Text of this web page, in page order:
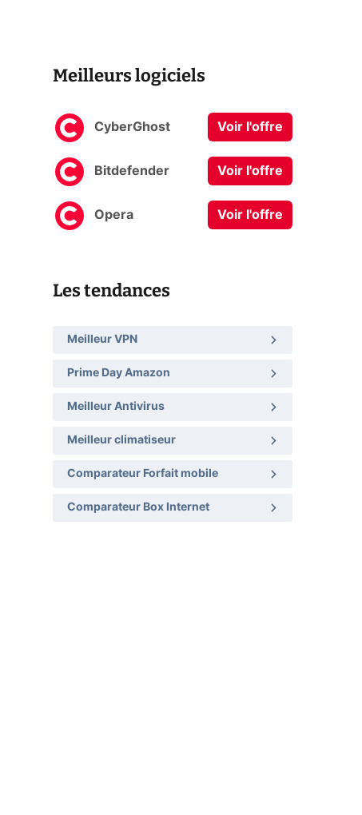
Meilleurs logiciels
CyberGhost Voir l'offre
Bitdefender Voir l'offre
Opera Voir l'offre
Les tendances
Meilleur VPN
Prime Day Amazon
Meilleur Antivirus
Meilleur climatiseur
Comparateur Forfait mobile
Comparateur Box Internet